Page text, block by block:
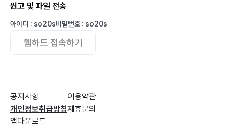
원고 및 파일 전송
아이디 : so20s비밀번호 : so20s
웹하드 접속하기
공지사항
개인정보취급방침
앱다운로드
이용약관
제휴문의